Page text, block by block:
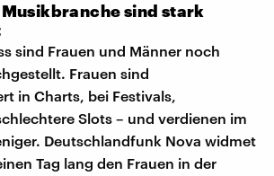
sind stark
sind Frauen und Männer noch
Frauen sind
in Charts, bei Festivals,
Slots – und verdienen im
Deutschlandfunk Nova widmet
Tag lang den Frauen in der